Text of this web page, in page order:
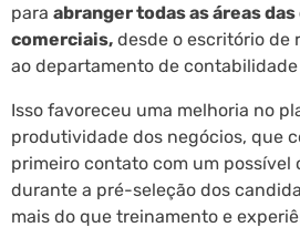
para abranger todas as áreas
comerciais, desde o escritório de
ao departamento de
Isso favoreceu uma melhoria no
produtividade dos negócios, que
primeiro contato com um possível
durante a pré-seleção dos
mais do que treinamento e